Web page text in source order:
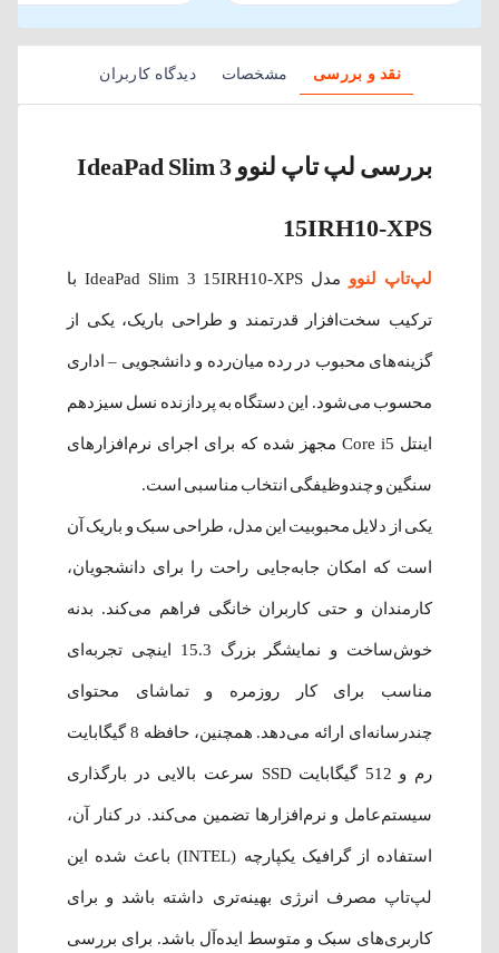
نقد و بررسی مشخصات دیدگاه کاربران
بررسی لپ‌ تاپ لنوو IdeaPad Slim 3
15IRH10-XPS
لپ‌تاپ لنوو مدل IdeaPad Slim 3 15IRH10-XPS با
ترکیب سخت‌افزار قدرتمند و طراحی باریک، یکی از
گزینه‌های محبوب در رده میان‌رده و دانشجویی – اداری
محسوب می‌شود. این دستگاه به پردازنده نسل سیزدهم
اینتل Core i5 مجهز شده که برای اجرای نرم‌افزارهای
سنگین و چندوظیفگی انتخاب مناسبی است.
یکی از دلایل محبوبیت این مدل، طراحی سبک و باریک آن
است که امکان جابه‌جایی راحت را برای دانشجویان،
کارمندان و حتی کاربران خانگی فراهم می‌کند. بدنه
خوش‌ساخت و نمایشگر بزرگ 15.3 اینچی تجربه‌ای
مناسب برای کار روزمره و تماشای محتوای
چندرسانه‌ای ارائه می‌دهد. همچنین، حافظه 8 گیگابایت
رم و 512 گیگابایت SSD سرعت بالایی در بارگذاری
سیستم‌عامل و نرم‌افزارها تضمین می‌کند. در کنار آن،
استفاده از گرافیک یکپارچه (INTEL) باعث شده این
لپ‌تاپ مصرف انرژی بهینه‌تری داشته باشد و برای
کاربری‌های سبک و متوسط ایده‌آل باشد. برای بررسی